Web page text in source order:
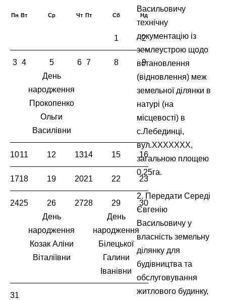
Васильовичу
технічну
документацію із
землеустрою щодо
встановлення
(відновлення) меж
земельної ділянки в
натурі (на
місцевості) в
с.Лебединці,
вул.XXXXXXX,
загальною площею
0,25га.
2. Передати Середі
Євгенію
Васильовичу у
власність земельну
ділянку для
будівництва та
обслуговування
житлового будинку,
Пн Вт Ср Чт Пт Сб Нд
1 2
3 4
5
День
народження
Прокопенко
Ольги
Василівни
6 7 8 9
1011 12 1314 15 16
1718 19 2021 22 23
2425
26
День
народження
Козак Аліни
Віталіївни
2728
29
День
народження
Білецької
Галини
Іванівни
30
31